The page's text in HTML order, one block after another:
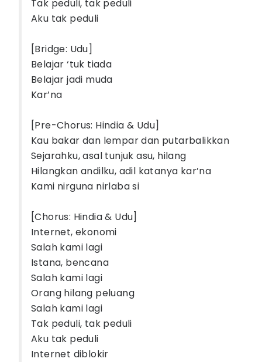
Tak peduli, tak peduli
Aku tak peduli
[Bridge: Udu]
Belajar ‘tuk tiada
Belajar jadi muda
Kar’na
[Pre-Chorus: Hindia & Udu]
Kau bakar dan lempar dan putarbalikkan
Sejarahku, asal tunjuk asu, hilang
Hilangkan andilku, adil katanya kar’na
Kami nirguna nirlaba si
[Chorus: Hindia & Udu]
Internet, ekonomi
Salah kami lagi
Istana, bencana
Salah kami lagi
Orang hilang peluang
Salah kami lagi
Tak peduli, tak peduli
Aku tak peduli
Internet diblokir